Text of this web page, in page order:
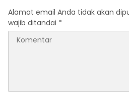
Alamat email Anda tidak akan
wajib ditandai *